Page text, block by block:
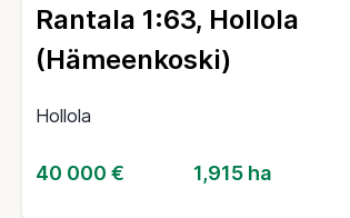
Rantala 1:63, Hollola
(Hämeenkoski)
Hollola
40 000 € 1,915 ha